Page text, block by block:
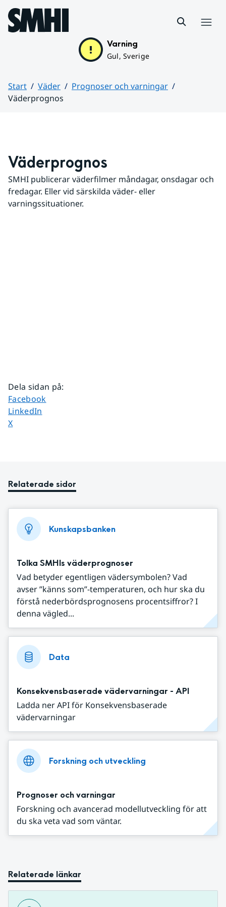
Hoppa till sidans innehåll
Varning
Gul, Sverige
Start Väder
Prognoser och varningar
Väderprognos
Väderprognos
SMHI publicerar väderfilmer måndagar, onsdagar och
fredagar. Eller vid särskilda väder- eller
varningssituationer.
Dela sidan på:
Dela sidan på
Facebook
Dela sidan på
LinkedIn
Dela sidan på
X
Relaterade sidor
Kunskapsbanken
Tolka SMHIs väderprognoser
Vad betyder egentligen vädersymbolen? Vad
avser ”känns som”-temperaturen, och hur ska du
förstå nederbördsprognosens procentsiffror? I
denna vägled...
Data
Konsekvensbaserade vädervarningar - API
Ladda ner API för Konsekvensbaserade
vädervarningar
Forskning och utveckling
Prognoser och varningar
Forskning och avancerad modellutveckling för att
du ska veta vad som väntar.
Relaterade länkar